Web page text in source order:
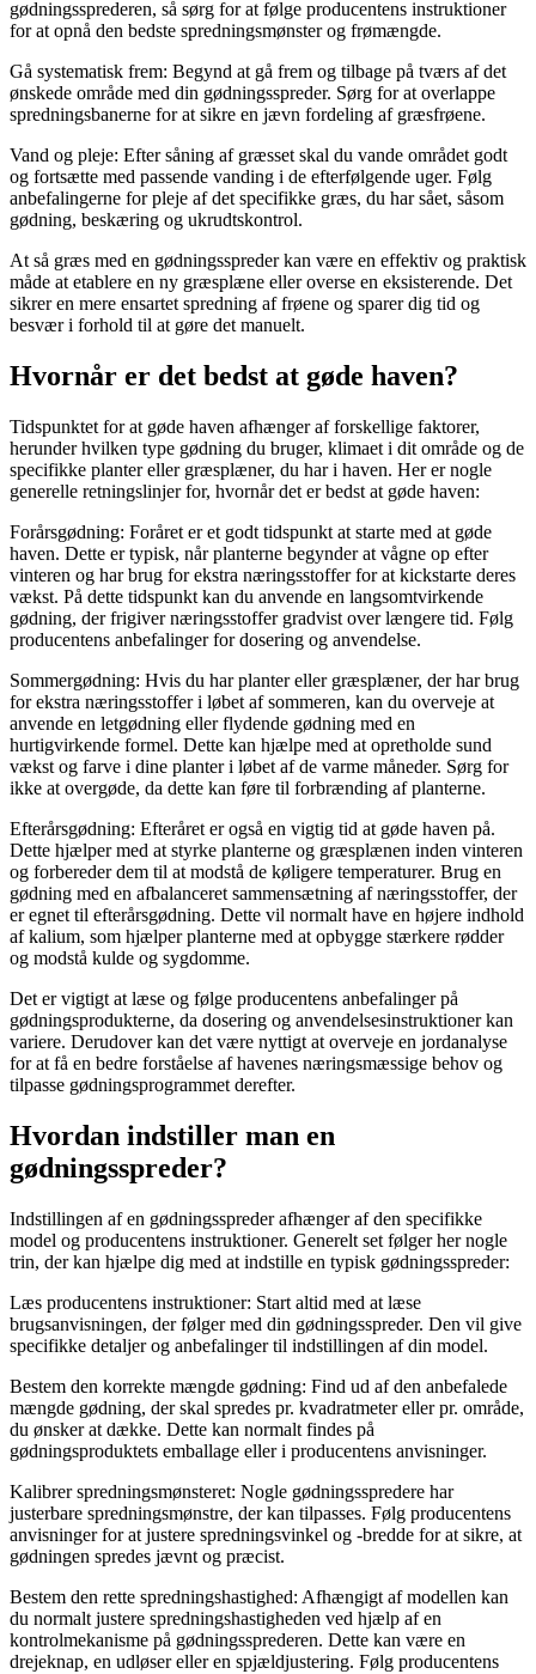
gødningssprederen, så sørg for at følge producentens instruktioner
for at opnå den bedste spredningsmønster og frømængde.
Gå systematisk frem: Begynd at gå frem og tilbage på tværs af det
ønskede område med din gødningsspreder. Sørg for at overlappe
spredningsbanerne for at sikre en jævn fordeling af græsfrøene.
Vand og pleje: Efter såning af græsset skal du vande området godt
og fortsætte med passende vanding i de efterfølgende uger. Følg
anbefalingerne for pleje af det specifikke græs, du har sået, såsom
gødning, beskæring og ukrudtskontrol.
At så græs med en gødningsspreder kan være en effektiv og praktisk
måde at etablere en ny græsplæne eller overse en eksisterende. Det
sikrer en mere ensartet spredning af frøene og sparer dig tid og
besvær i forhold til at gøre det manuelt.
Hvornår er det bedst at gøde haven?
Tidspunktet for at gøde haven afhænger af forskellige faktorer,
herunder hvilken type gødning du bruger, klimaet i dit område og de
specifikke planter eller græsplæner, du har i haven. Her er nogle
generelle retningslinjer for, hvornår det er bedst at gøde haven:
Forårsgødning: Foråret er et godt tidspunkt at starte med at gøde
haven. Dette er typisk, når planterne begynder at vågne op efter
vinteren og har brug for ekstra næringsstoffer for at kickstarte deres
vækst. På dette tidspunkt kan du anvende en langsomtvirkende
gødning, der frigiver næringsstoffer gradvist over længere tid. Følg
producentens anbefalinger for dosering og anvendelse.
Sommergødning: Hvis du har planter eller græsplæner, der har brug
for ekstra næringsstoffer i løbet af sommeren, kan du overveje at
anvende en letgødning eller flydende gødning med en
hurtigvirkende formel. Dette kan hjælpe med at opretholde sund
vækst og farve i dine planter i løbet af de varme måneder. Sørg for
ikke at overgøde, da dette kan føre til forbrænding af planterne.
Efterårsgødning: Efteråret er også en vigtig tid at gøde haven på.
Dette hjælper med at styrke planterne og græsplænen inden vinteren
og forbereder dem til at modstå de køligere temperaturer. Brug en
gødning med en afbalanceret sammensætning af næringsstoffer, der
er egnet til efterårsgødning. Dette vil normalt have en højere indhold
af kalium, som hjælper planterne med at opbygge stærkere rødder
og modstå kulde og sygdomme.
Det er vigtigt at læse og følge producentens anbefalinger på
gødningsprodukterne, da dosering og anvendelsesinstruktioner kan
variere. Derudover kan det være nyttigt at overveje en jordanalyse
for at få en bedre forståelse af havenes næringsmæssige behov og
tilpasse gødningsprogrammet derefter.
Hvordan indstiller man en
gødningsspreder?
Indstillingen af en gødningsspreder afhænger af den specifikke
model og producentens instruktioner. Generelt set følger her nogle
trin, der kan hjælpe dig med at indstille en typisk gødningsspreder:
Læs producentens instruktioner: Start altid med at læse
brugsanvisningen, der følger med din gødningsspreder. Den vil give
specifikke detaljer og anbefalinger til indstillingen af din model.
Bestem den korrekte mængde gødning: Find ud af den anbefalede
mængde gødning, der skal spredes pr. kvadratmeter eller pr. område,
du ønsker at dække. Dette kan normalt findes på
gødningsproduktets emballage eller i producentens anvisninger.
Kalibrer spredningsmønsteret: Nogle gødningsspredere har
justerbare spredningsmønstre, der kan tilpasses. Følg producentens
anvisninger for at justere spredningsvinkel og -bredde for at sikre, at
gødningen spredes jævnt og præcist.
Bestem den rette spredningshastighed: Afhængigt af modellen kan
du normalt justere spredningshastigheden ved hjælp af en
kontrolmekanisme på gødningssprederen. Dette kan være en
drejeknap, en udløser eller en spjældjustering. Følg producentens